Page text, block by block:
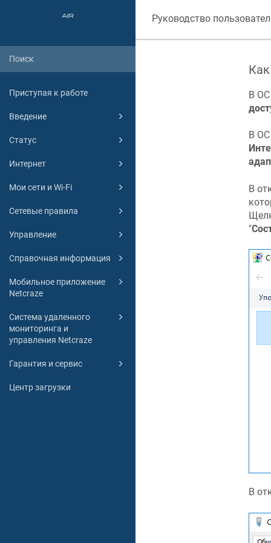
Приступая к работе
Введение
Статус
Интернет
Мои сети и Wi-Fi
Сетевые правила
Управление
Справочная информация
Мобильное приложение
Netcraze
Система удаленного
мониторинга и
управления Netcraze
Гарантия и сервис
Центр загрузки
Руководство
В
В
В
"
В